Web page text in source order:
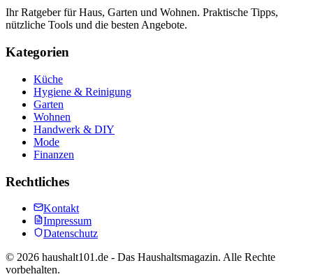
Ihr Ratgeber für Haus, Garten und Wohnen. Praktische Tipps,
nützliche Tools und die besten Angebote.
Kategorien
Küche
Hygiene & Reinigung
Garten
Wohnen
Handwerk & DIY
Mode
Finanzen
Rechtliches
Kontakt
Impressum
Datenschutz
© 2026 haushalt101.de - Das Haushaltsmagazin. Alle Rechte
vorbehalten.